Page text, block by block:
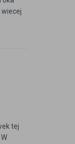
wiecej
tej